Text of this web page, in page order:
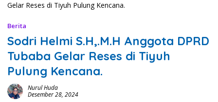
Gelar Reses di Tiyuh Pulung Kencana.
Berita
Sodri Helmi S.H,.M.H Anggota DPRD
Tubaba Gelar Reses di Tiyuh
Pulung Kencana.
Nurul Huda
Desember 28, 2024